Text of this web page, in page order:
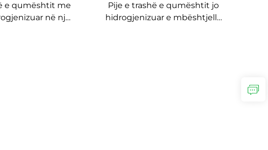
e qumështit me
në një
Pije e trashë e qumështit jo
hidrogjenizuar e mbështjellë